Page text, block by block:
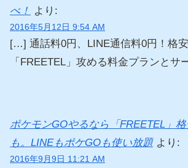
べ！ より:
2016年5月12日 9:54 AM
[…] 通話料0円、LINE通信料0円！格
「FREETEL」攻める料金プランと
ポケモンGOやるなら「FREETEL」
も。LINEもポケGOも使い放題 より:
2016年9月9日 11:21 AM